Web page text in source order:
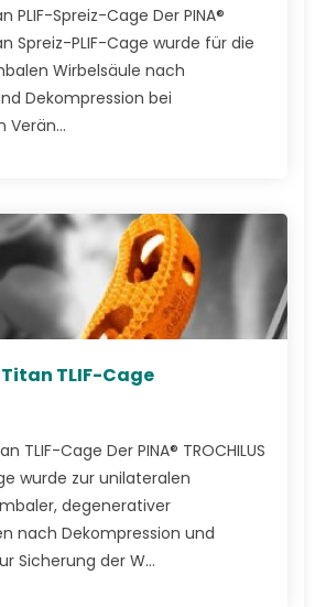
PLIF-Spreiz-Cage Der PINA®
Spreiz-PLIF-Cage wurde für die
Wirbelsäule nach
Dekompression bei
Verän...
Titan TLIF-Cage
TLIF-Cage Der PINA® TROCHILUS
wurde zur unilateralen
degenerativer
nach Dekompression und
Sicherung der W...